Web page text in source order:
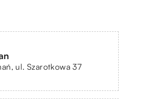
ul. Szarotkowa 37